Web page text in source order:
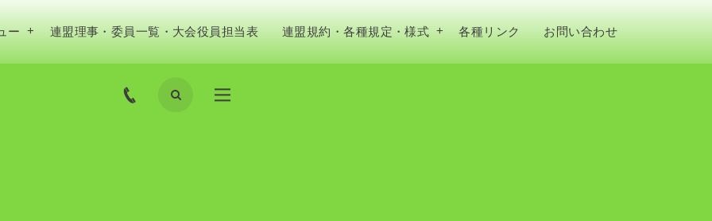
ー 連盟理事・委員一覧・大会役員担当表 連盟規約・各種規定・様式 各種リンク お問い合わせ